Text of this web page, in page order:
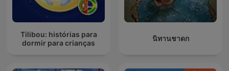
Tilibou: histórias para
dormir para crianças
นิทานชาดก